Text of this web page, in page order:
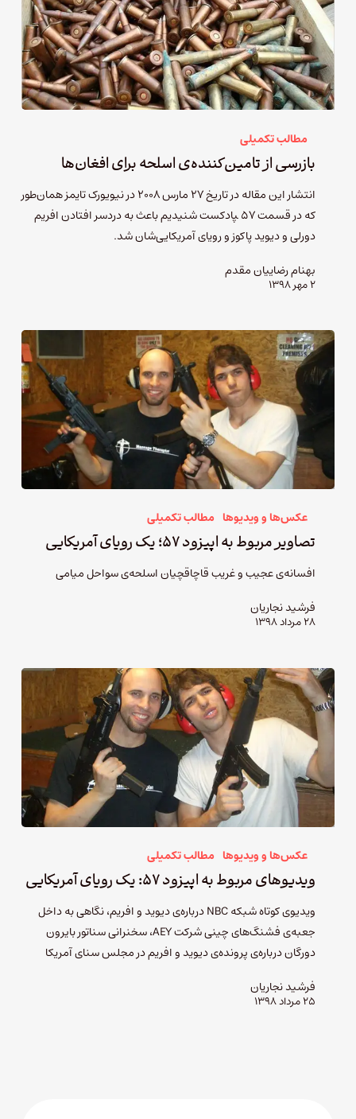
مطالب تکمیلی
بازرسی از تامین‌کننده‌ی اسلحه برای افغان‌ها
انتشار این مقاله در تاریخ ۲۷ مارس ۲۰۰۸ در نیویورک تایمز همان‌طور
که در قسمت ۵۷ ‍پادکست شنیدیم باعث به دردسر افتادن افریم
دورلی و دیوید پاکوز و رویای آمریکایی‌شان شد.
بهنام رضاییان مقدم
۲ مهر ۱۳۹۸
عکس‌ها و ویدیوها مطالب تکمیلی
تصاویر مربوط به اپیزود ۵۷؛ یک رویای آمریکایی
افسانه‌ی عجیب و غریب قاچاقچیان اسلحه‌ی سواحل میامی
فرشید نجاریان
۲۸ مرداد ۱۳۹۸
عکس‌ها و ویدیوها مطالب تکمیلی
ویدیوهای مربوط به اپیزود ۵۷: یک رویای آمریکایی
ویدیوی کوتاه شبکه NBC درباره‌ی دیوید و افریم، نگاهی به داخل
جعبه‌ی فشنگ‌های چینی شرکت AEY، سخنرانی سناتور بایرون
دورگان درباره‌ی پرونده‌ی دیوید و افریم در مجلس سنای آمریکا
فرشید نجاریان
۲۵ مرداد ۱۳۹۸